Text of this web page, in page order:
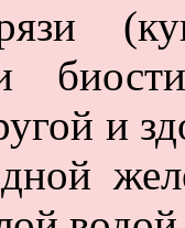
и